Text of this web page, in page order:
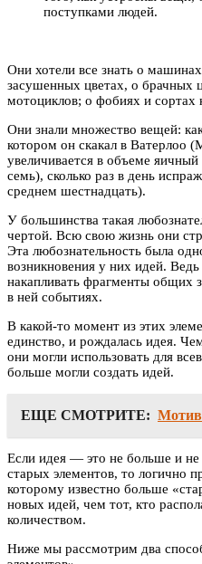
поступками людей.
Они хотели все знать о
засушенных цветах, о брачных
мотоциклов; о фобиях и сортах
Они знали множество вещей:
котором он скакал в Ватерлоо
увеличивается в объеме яичный
семь), сколько раз в день
среднем шестнадцать).
У большинства такая
чертой. Всю свою жизнь они
Эта любознательность была
возникновения у них идей. Ведь
накапливать фрагменты общих
в ней событиях.
В какой-то момент из этих
единство, и рождалась идея.
они могли использовать для
больше могли создать идей.
ЕЩЕ СМОТРИТЕ:
Если идея — это не больше и
старых элементов, то логично
которому известно больше
новых идей, чем тот, кто
количеством.
Ниже мы рассмотрим два